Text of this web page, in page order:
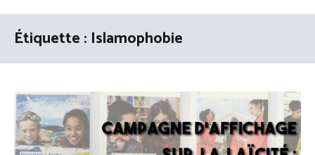
Étiquette : Islamophobie